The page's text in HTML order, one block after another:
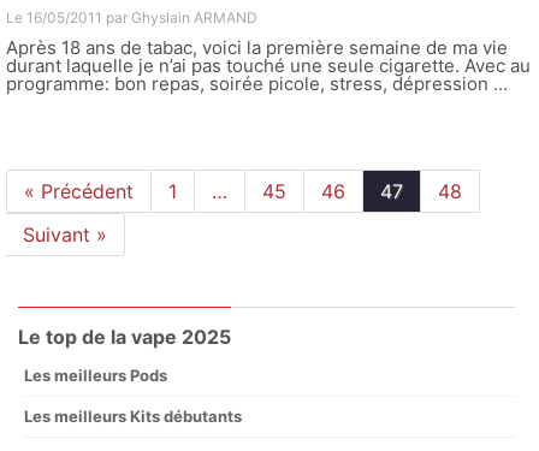
Le 16/05/2011 par Ghyslain ARMAND
Après 18 ans de tabac, voici la première semaine de ma vie
durant laquelle je n’ai pas touché une seule cigarette. Avec au
programme: bon repas, soirée picole, stress, dépression ...
« Précédent 1 … 45 46 47
48
Suivant »
Le top de la vape 2025
Les meilleurs Pods
Les meilleurs Kits débutants